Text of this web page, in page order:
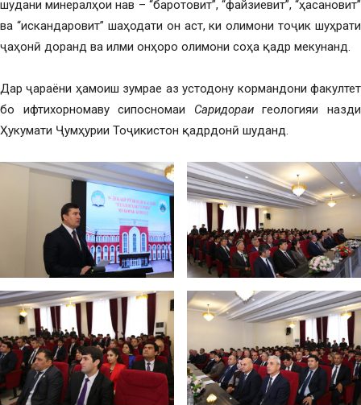
шудани минералҳои нав – “баротовит”, “файзиевит”, “ҳасановит”
ва “искандаровит” шаҳодати он аст, ки олимони тоҷик шуҳрати
ҷаҳонӣ доранд ва илми онҳоро олимони соҳа қадр мекунанд.
Дар ҷараёни ҳамоиш зумрае аз устодону кормандони факултет
бо ифтихорномаву сипосномаи Саридораигеологияи назди
Ҳукумати Ҷумҳурии Тоҷикистон қадрдонӣ шуданд.